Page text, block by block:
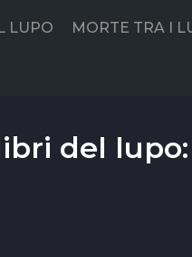
LUPO MORTE TRA I
del